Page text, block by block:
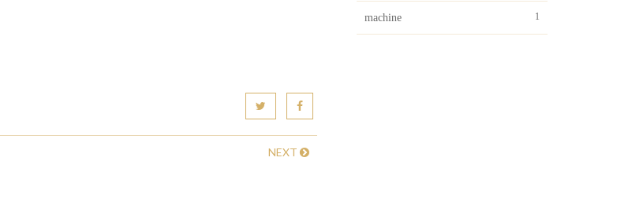
NEXT
machine 1